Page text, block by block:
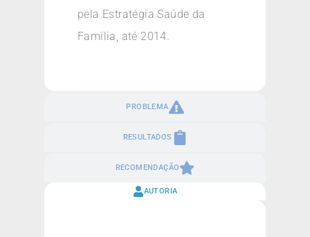
PROBLEMA
RESULTADOS
RECOMENDAÇÃO
pela Estratégia Saúde da
Família, até 2014.
AUTORIA